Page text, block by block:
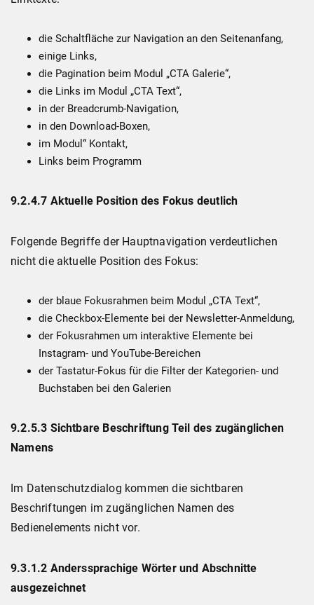
die Schaltfläche zur Navigation an den Seitenanfang,
einige Links,
die Pagination beim Modul „CTA Galerie“,
die Links im Modul „CTA Text“,
in der Breadcrumb-Navigation,
in den Download-Boxen,
im Modul“ Kontakt,
Links beim Programm
9.2.4.7 Aktuelle Position des Fokus deutlich
Folgende Begriffe der Hauptnavigation verdeutlichen
nicht die aktuelle Position des Fokus:
der blaue Fokusrahmen beim Modul „CTA Text“,
die Checkbox-Elemente bei der Newsletter-Anmeldung,
der Fokusrahmen um interaktive Elemente bei
Instagram- und YouTube-Bereichen
der Tastatur-Fokus für die Filter der Kategorien- und
Buchstaben bei den Galerien
9.2.5.3 Sichtbare Beschriftung Teil des zugänglichen
Namens
Im Datenschutzdialog kommen die sichtbaren
Beschriftungen im zugänglichen Namen des
Bedienelements nicht vor.
9.3.1.2 Anderssprachige Wörter und Abschnitte
ausgezeichnet